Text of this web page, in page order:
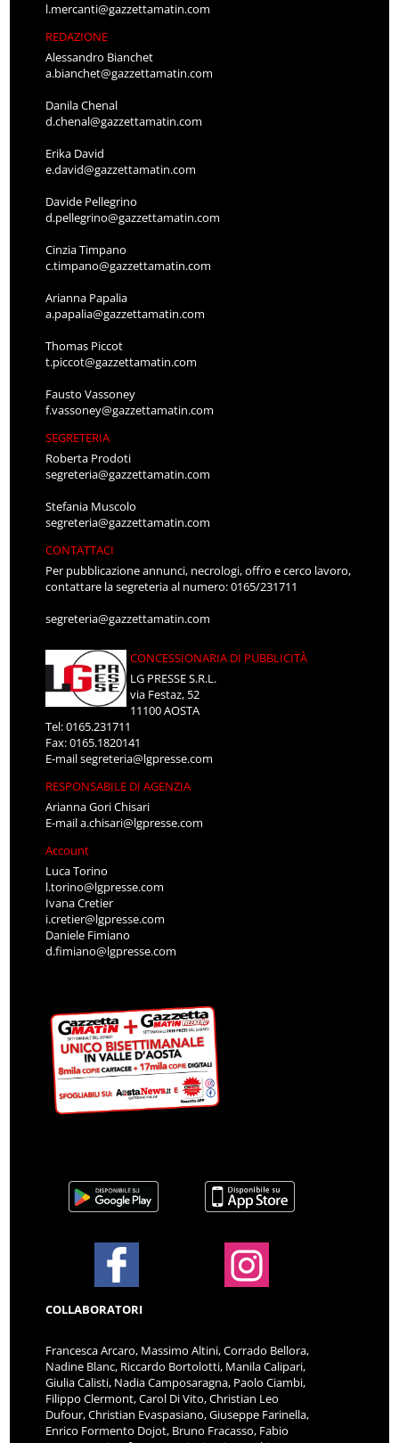
l.mercanti@gazzettamatin.com
REDAZIONE
Alessandro Bianchet
a.bianchet@gazzettamatin.com
Danila Chenal
d.chenal@gazzettamatin.com
Erika David
e.david@gazzettamatin.com
Davide Pellegrino
d.pellegrino@gazzettamatin.com
Cinzia Timpano
c.timpano@gazzettamatin.com
Arianna Papalia
a.papalia@gazzettamatin.com
Thomas Piccot
t.piccot@gazzettamatin.com
Fausto Vassoney
f.vassoney@gazzettamatin.com
SEGRETERIA
Roberta Prodoti
segreteria@gazzettamatin.com
Stefania Muscolo
segreteria@gazzettamatin.com
CONTATTACI
Per pubblicazione annunci, necrologi, offro e cerco lavoro,
contattare la segreteria al numero: 0165/231711
segreteria@gazzettamatin.com
CONCESSIONARIA DI PUBBLICITÀ
LG PRESSE S.R.L.
via Festaz, 52
11100 AOSTA
Tel: 0165.231711
Fax: 0165.1820141
E-mailsegreteria@lgpresse.com
RESPONSABILE DI AGENZIA
Arianna Gori Chisari
E-maila.chisari@lgpresse.com
Account
Luca Torino
l.torino@lgpresse.com
Ivana Cretier
i.cretier@lgpresse.com
Daniele Fimiano
d.fimiano@lgpresse.com
COLLABORATORI
Francesca Arcaro, Massimo Altini, Corrado Bellora,
Nadine Blanc, Riccardo Bortolotti, Manila Calipari,
Giulia Calisti, Nadia Camposaragna, Paolo Ciambi,
Filippo Clermont, Carol Di Vito, Christian Leo
Dufour, Christian Evaspasiano, Giuseppe Farinella,
Enrico Formento Dojot, Bruno Fracasso, Fabio